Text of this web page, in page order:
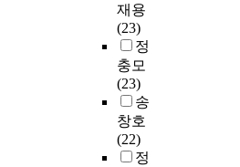
재용
(23)
정
충모
(23)
송
창호
(22)
정